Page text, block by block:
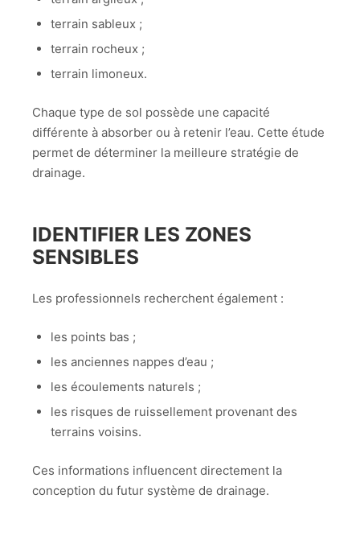
terrain sableux ;
terrain rocheux ;
terrain limoneux.
Chaque type de sol possède une capacité
différente à absorber ou à retenir l’eau. Cette étude
permet de déterminer la meilleure stratégie de
drainage.
IDENTIFIER LES ZONES
SENSIBLES
Les professionnels recherchent également :
les points bas ;
les anciennes nappes d’eau ;
les écoulements naturels ;
les risques de ruissellement provenant des
terrains voisins.
Ces informations influencent directement la
conception du futur système de drainage.